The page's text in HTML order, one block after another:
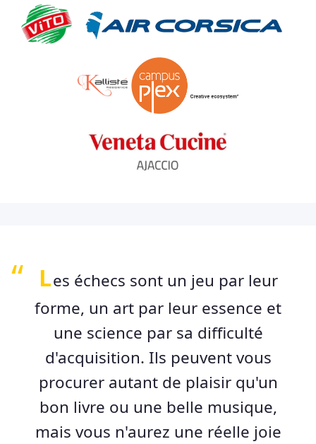
Les échecs sont un jeu par leur
forme, un art par leur essence et
une science par sa difficulté
d'acquisition. Ils peuvent vous
procurer autant de plaisir qu'un
bon livre ou une belle musique,
mais vous n'aurez une réelle joie